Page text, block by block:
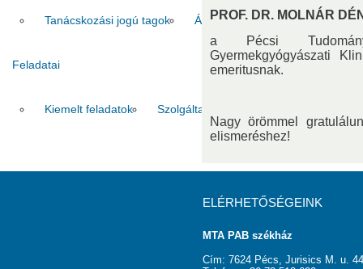
Tanácskozási jogú tagok Állandó meghívottak Tudós
Feladatai
Kiemelt feladatok Szolgáltatások
Köztestületi tagok Kapcsolat
PROF. DR. MOLNÁR
a Pécsi
Gyermekgyógyászati
emeritusnak.
Nagy örömmel
elismeréshez!
ELÉRHETŐSÉGEINK
MTA PAB székház
Cím: 7624 Pécs, Jurisics M. u.